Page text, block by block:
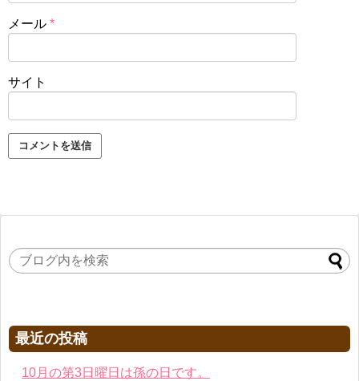
メール *
サイト
最近の投稿
10月の第3日曜日は孫の日です。